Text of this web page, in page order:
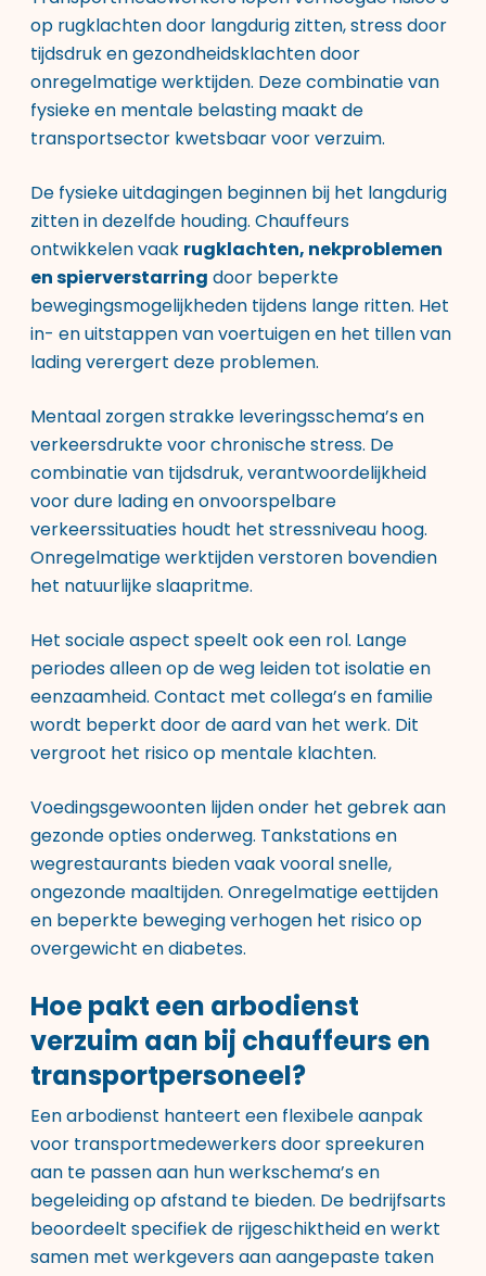
op rugklachten door langdurig zitten, stress door
tijdsdruk en gezondheidsklachten door
onregelmatige werktijden. Deze combinatie van
fysieke en mentale belasting maakt de
transportsector kwetsbaar voor verzuim.
De fysieke uitdagingen beginnen bij het langdurig
zitten in dezelfde houding. Chauffeurs
ontwikkelen vaak rugklachten, nekproblemen
en spierverstarring door beperkte
bewegingsmogelijkheden tijdens lange ritten. Het
in- en uitstappen van voertuigen en het tillen van
lading verergert deze problemen.
Mentaal zorgen strakke leveringsschema’s en
verkeersdrukte voor chronische stress. De
combinatie van tijdsdruk, verantwoordelijkheid
voor dure lading en onvoorspelbare
verkeerssituaties houdt het stressniveau hoog.
Onregelmatige werktijden verstoren bovendien
het natuurlijke slaapritme.
Het sociale aspect speelt ook een rol. Lange
periodes alleen op de weg leiden tot isolatie en
eenzaamheid. Contact met collega’s en familie
wordt beperkt door de aard van het werk. Dit
vergroot het risico op mentale klachten.
Voedingsgewoonten lijden onder het gebrek aan
gezonde opties onderweg. Tankstations en
wegrestaurants bieden vaak vooral snelle,
ongezonde maaltijden. Onregelmatige eettijden
en beperkte beweging verhogen het risico op
overgewicht en diabetes.
Hoe pakt een arbodienst
verzuim aan bij chauffeurs en
transportpersoneel?
Een arbodienst hanteert een flexibele aanpak
voor transportmedewerkers door spreekuren
aan te passen aan hun werkschema’s en
begeleiding op afstand te bieden. De bedrijfsarts
beoordeelt specifiek de rijgeschiktheid en werkt
samen met werkgevers aan aangepaste taken